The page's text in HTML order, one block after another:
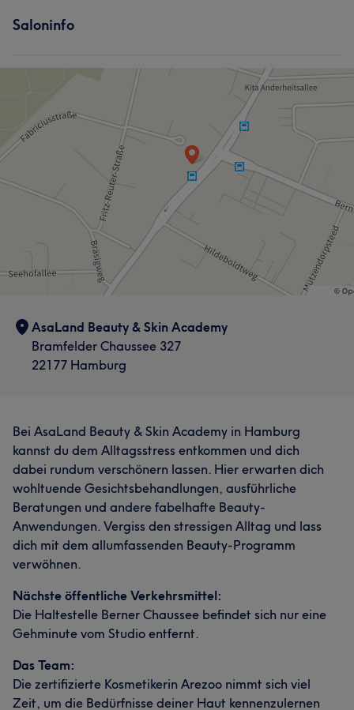
Saloninfo
AsaLand Beauty & Skin Academy
Bramfelder Chaussee 327
22177 Hamburg
Bei AsaLand Beauty & Skin Academy in Hamburg
kannst du dem Alltagsstress entkommen und dich
dabei rundum verschönern lassen. Hier erwarten dich
wohltuende Gesichtsbehandlungen, ausführliche
Beratungen und andere fabelhafte Beauty-
Anwendungen. Vergiss den stressigen Alltag und lass
dich mit dem allumfassenden Beauty-Programm
verwöhnen.
Nächste öffentliche Verkehrsmittel:
Die Haltestelle Berner Chaussee befindet sich nur eine
Gehminute vom Studio entfernt.
Das Team:
Die zertifizierte Kosmetikerin Arezoo nimmt sich viel
Zeit, um die Bedürfnisse deiner Haut kennenzulernen